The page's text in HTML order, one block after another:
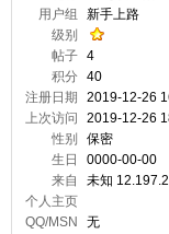
用户组
新手上路
级别
帖子 4
积分 40
注册日期
2019-12-26
上次访问
2019-12-26
性别
保密
生日
0000-00-00
来自
未知
个人主页
QQ/MSN
无